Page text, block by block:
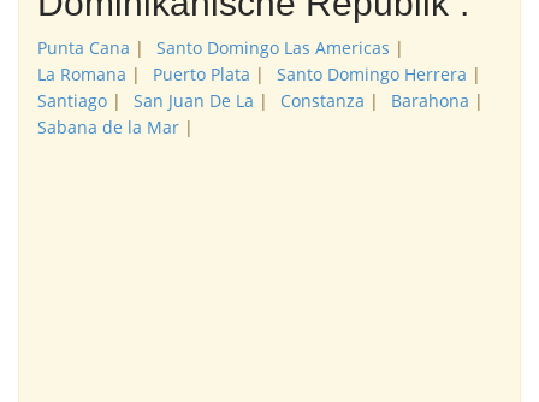
Punta Cana | Santo Domingo Las Americas |
La Romana | Puerto Plata | Santo Domingo Herrera |
Santiago | San Juan De La | Constanza | Barahona |
Sabana de la Mar |